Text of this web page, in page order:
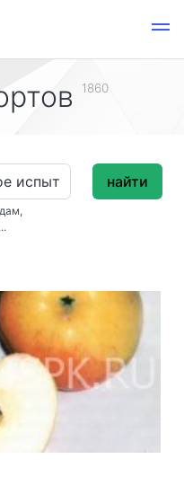
1860
найти